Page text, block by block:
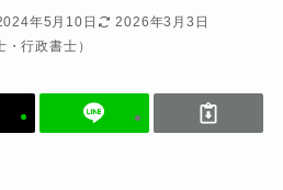
年5月10日
2026年3月3日
行政書士）